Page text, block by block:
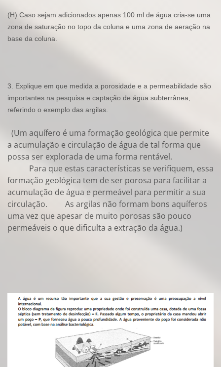
(H) Caso sejam adicionados apenas 100 ml de água cria-se uma
zona de saturação no topo da coluna e uma zona de aeração na
base da coluna.
3. Explique em que medida a porosidade e a permeabilidade são
importantes na pesquisa e captação de água subterrânea,
referindo o exemplo das argilas.
(Um aquífero é uma formação geológica que permite
a acumulação e circulação de água de tal forma que
possa ser explorada de uma forma rentável.
Para que estas características se verifiquem, essa
formação geológica tem de ser porosa para facilitar a
acumulação de água e permeável para permitir a sua
circulação. As argilas não formam bons aquíferos
uma vez que apesar de muito porosas são pouco
permeáveis o que dificulta a extração da água.)